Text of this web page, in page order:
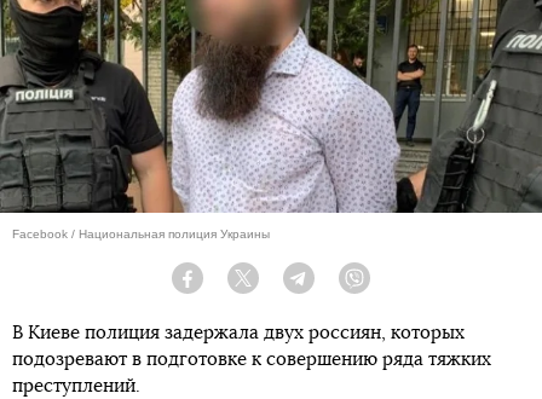
Facebook / Национальная полиция Украины
Facebook Twitter Telegram
В Киеве полиция задержала двух россиян, которых
подозревают в подготовке к совершению ряда тяжких
преступлений.